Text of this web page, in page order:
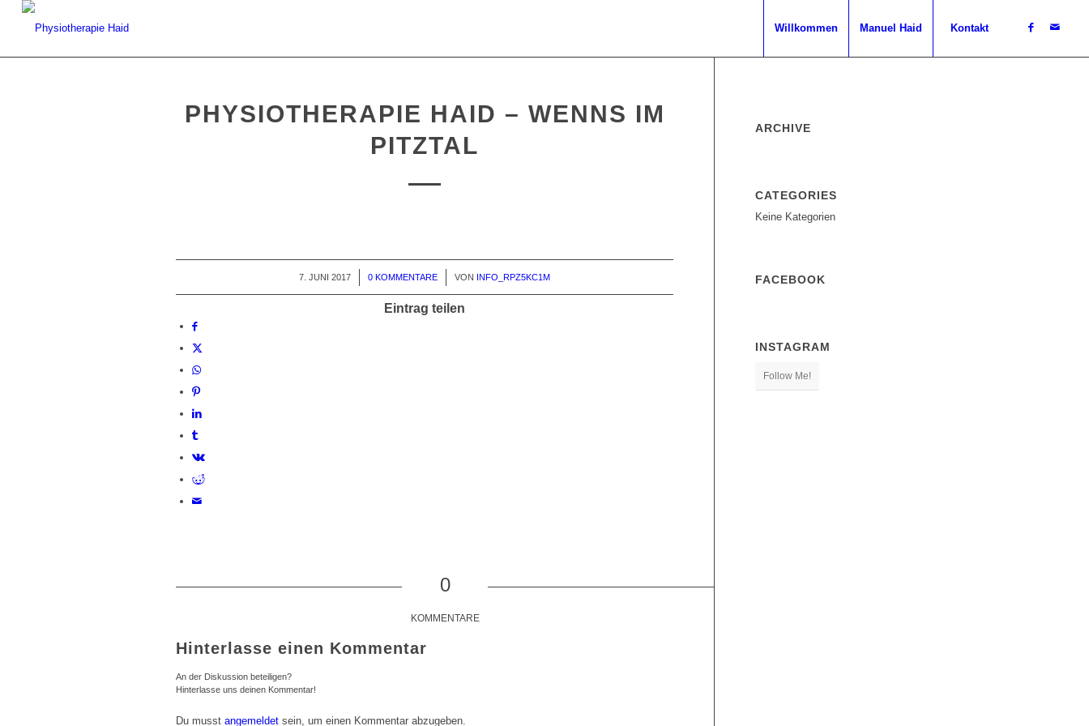
Willkommen Manuel Haid Kontakt
PHYSIOTHERAPIE HAID – WENNS IM
PITZTAL
7. JUNI 2017
/ 0 KOMMENTARE
/ VON INFO_RPZ5KC1M
Eintrag teilen
0
KOMMENTARE
Hinterlasse einen Kommentar
An der Diskussion beteiligen?
Hinterlasse uns deinen Kommentar!
Du musst angemeldet sein, um einen Kommentar abzugeben.
ARCHIVE
CATEGORIES
Keine Kategorien
FACEBOOK
INSTAGRAM
Follow Me!